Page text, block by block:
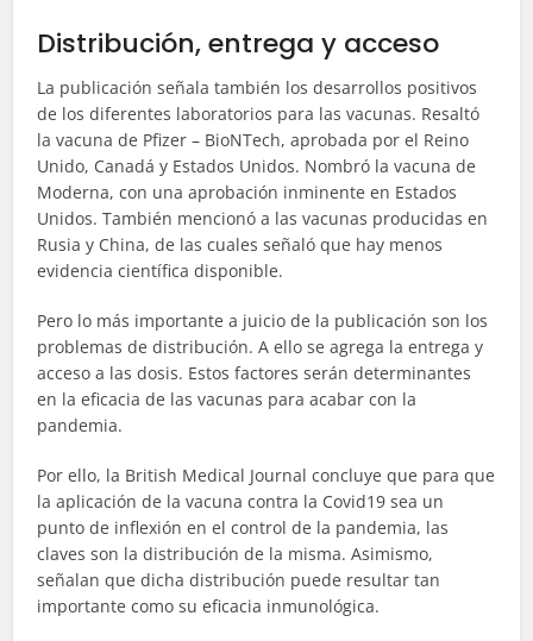
Distribución, entrega y acceso
La publicación señala también los desarrollos positivos
de los diferentes laboratorios para las vacunas. Resaltó
la vacuna de Pfizer – BioNTech, aprobada por el Reino
Unido, Canadá y Estados Unidos. Nombró la vacuna de
Moderna, con una aprobación inminente en Estados
Unidos. También mencionó a las vacunas producidas en
Rusia y China, de las cuales señaló que hay menos
evidencia científica disponible.
Pero lo más importante a juicio de la publicación son los
problemas de distribución. A ello se agrega la entrega y
acceso a las dosis. Estos factores serán determinantes
en la eficacia de las vacunas para acabar con la
pandemia.
Por ello, la British Medical Journal concluye que para que
la aplicación de la vacuna contra la Covid19 sea un
punto de inflexión en el control de la pandemia, las
claves son la distribución de la misma. Asimismo,
señalan que dicha distribución puede resultar tan
importante como su eficacia inmunológica.